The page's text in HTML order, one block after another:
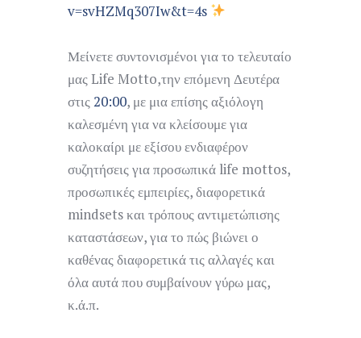
v=svHZMq307Iw&t=4s
Μείνετε συντονισμένοι για το τελευταίο
μας Life Motto,την επόμενη Δευτέρα
στις20:00, με μια επίσης αξιόλογη
καλεσμένη για να κλείσουμε για
καλοκαίρι με εξίσου ενδιαφέρον
συζητήσεις για προσωπικά life mottos,
προσωπικές εμπειρίες, διαφορετικά
mindsets και τρόπους αντιμετώπισης
καταστάσεων, για το πώς βιώνει ο
καθένας διαφορετικά τις αλλαγές και
όλα αυτά που συμβαίνουν γύρω μας,
κ.ά.π.